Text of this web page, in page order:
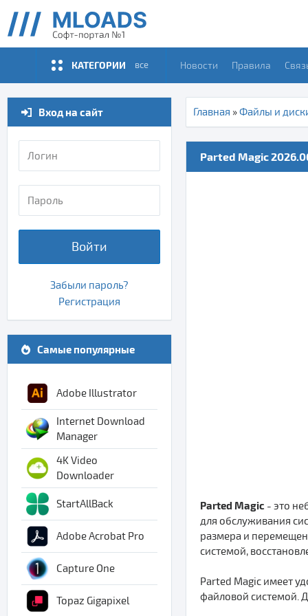
КАТЕГОРИИ все Новости Правила
Главная »Файлы и
Parted Magic
Parted Magic - это
для обслуживания
размера и
системой,
Parted Magic имеет
файловой системой.
Вход на сайт
Войти
Забыли пароль?
Регистрация
Самые популярные
Adobe Illustrator
Internet Download
Manager
4K Video
Downloader
StartAllBack
Adobe Acrobat Pro
Capture One
Topaz Gigapixel